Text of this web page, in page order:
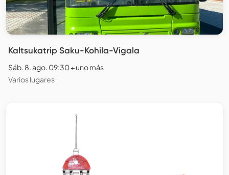
Kaltsukatrip Saku-Kohila-Vigala
Sáb. 8. ago. 09:30 + uno más
Varios lugares